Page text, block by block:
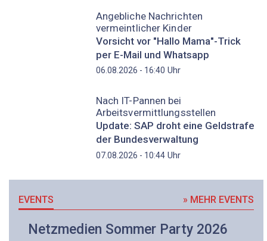
Angebliche Nachrichten
vermeintlicher Kinder
Vorsicht vor "Hallo Mama"-Trick
per E-Mail und Whatsapp
06.08.2026 - 16:40 Uhr
Nach IT-Pannen bei
Arbeitsvermittlungsstellen
Update: SAP droht eine Geldstrafe
der Bundesverwaltung
07.08.2026 - 10:44Uhr
EVENTS » MEHR EVENTS
Netzmedien Sommer Party 2026